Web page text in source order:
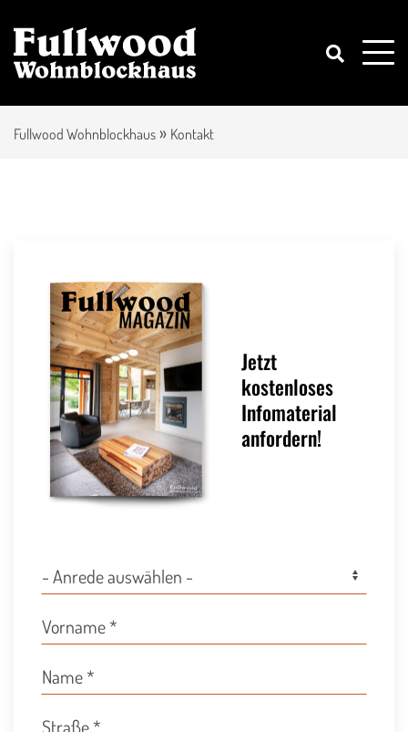
Fullwood Wohnblockhaus » Kontakt
Jetzt
kostenloses
Infomaterial
anfordern!